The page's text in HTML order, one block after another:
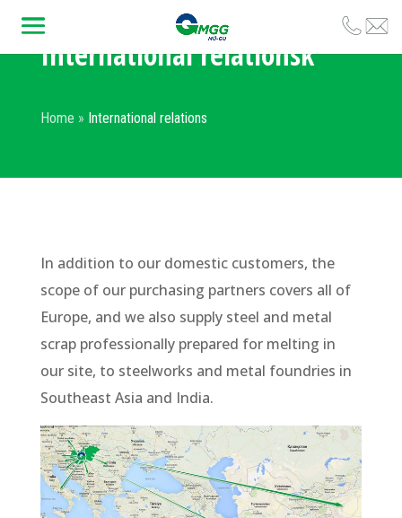
International relationsk
Home » International relations
In addition to our domestic customers, the
scope of our purchasing partners covers all of
Europe, and we also supply steel and metal
scrap professionally prepared for melting in
our site, to steelworks and metal foundries in
Southeast Asia and India.